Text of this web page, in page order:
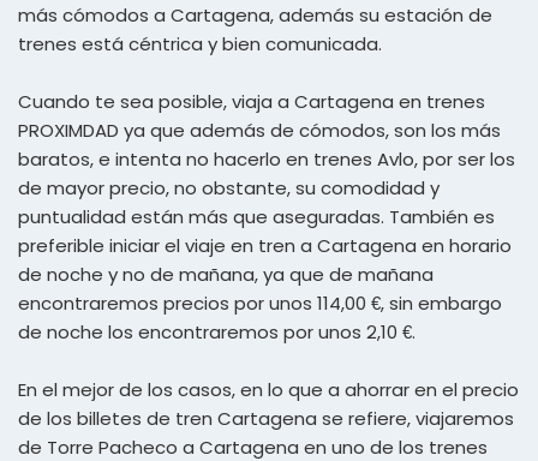
más cómodos a Cartagena, además su estación de
trenes está céntrica y bien comunicada.
Cuando te sea posible, viaja a Cartagena en trenes
PROXIMDAD ya que además de cómodos, son los más
baratos, e intenta no hacerlo en trenes Avlo, por ser los
de mayor precio, no obstante, su comodidad y
puntualidad están más que aseguradas. También es
preferible iniciar el viaje en tren a Cartagena en horario
de noche y no de mañana, ya que de mañana
encontraremos precios por unos 114,00 €, sin embargo
de noche los encontraremos por unos 2,10 €.
En el mejor de los casos, en lo que a ahorrar en el precio
de los billetes de tren Cartagena se refiere, viajaremos
de Torre Pacheco a Cartagena en uno de los trenes